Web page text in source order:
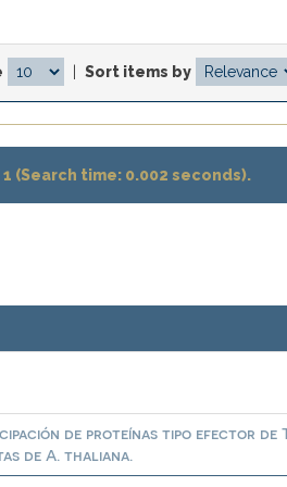
Sort items by
(Search time: 0.002 seconds).
de proteínas tipo efector de
de A. thaliana.